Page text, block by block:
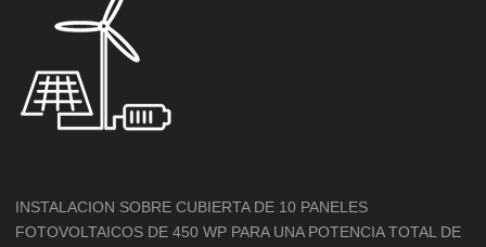
INSTALACION SOBRE CUBIERTA DE 10 PANELES
FOTOVOLTAICOS DE 450 WP PARA UNA POTENCIA TOTAL DE